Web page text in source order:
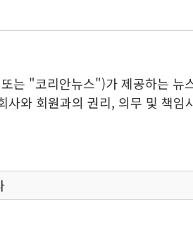
는 "코리안뉴스")가 제공하는 뉴
와 회원과의 권리, 의무 및 책임
니다.
단말기 등의 각종 유무선 장치를